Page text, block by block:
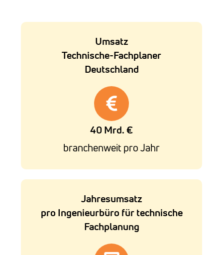
Umsatz
Technische-Fachplaner
Deutschland
40 Mrd. €
branchenweit pro Jahr
Jahresumsatz
pro Ingenieurbüro für technische
Fachplanung